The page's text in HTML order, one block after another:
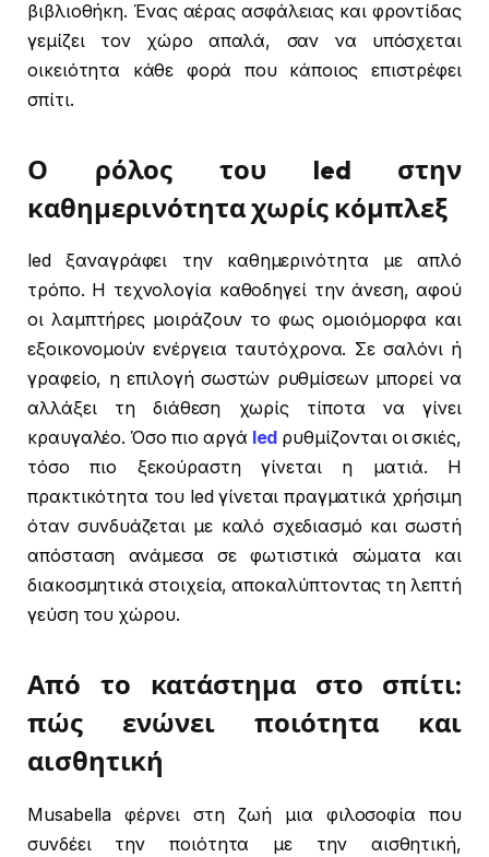
βιβλιοθήκη. Ένας αέρας ασφάλειας και φροντίδας
γεμίζει τον χώρο απαλά, σαν να υπόσχεται
οικειότητα κάθε φορά που κάποιος επιστρέφει
σπίτι.
Ο ρόλος του led στην
καθημερινότητα χωρίς κόμπλεξ
led ξαναγράφει την καθημερινότητα με απλό
τρόπο. Η τεχνολογία καθοδηγεί την άνεση, αφού
οι λαμπτήρες μοιράζουν το φως ομοιόμορφα και
εξοικονομούν ενέργεια ταυτόχρονα. Σε σαλόνι ή
γραφείο, η επιλογή σωστών ρυθμίσεων μπορεί να
αλλάξει τη διάθεση χωρίς τίποτα να γίνει
κραυγαλέο. Όσο πιο αργά led ρυθμίζονται οι σκιές,
τόσο πιο ξεκούραστη γίνεται η ματιά. Η
πρακτικότητα του led γίνεται πραγματικά χρήσιμη
όταν συνδυάζεται με καλό σχεδιασμό και σωστή
απόσταση ανάμεσα σε φωτιστικά σώματα και
διακοσμητικά στοιχεία, αποκαλύπτοντας τη λεπτή
γεύση του χώρου.
Από το κατάστημα στο σπίτι:
πώς ενώνει ποιότητα και
αισθητική
Musabella φέρνει στη ζωή μια φιλοσοφία που
συνδέει την ποιότητα με την αισθητική,